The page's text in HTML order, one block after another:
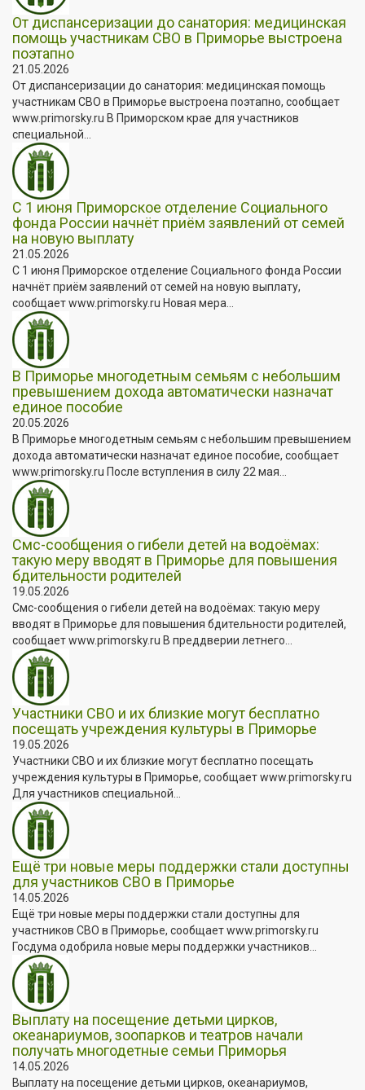
От диспансеризации до санатория: медицинская
помощь участникам СВО в Приморье выстроена
поэтапно
21.05.2026
От диспансеризации до санатория: медицинская помощь
участникам СВО в Приморье выстроена поэтапно, сообщает
www.primorsky.ru В Приморском крае для участников
специальной...
С 1 июня Приморское отделение Социального
фонда России начнёт приём заявлений от семей
на новую выплату
21.05.2026
С 1 июня Приморское отделение Социального фонда России
начнёт приём заявлений от семей на новую выплату,
сообщает www.primorsky.ru Новая мера...
В Приморье многодетным семьям с небольшим
превышением дохода автоматически назначат
единое пособие
20.05.2026
В Приморье многодетным семьям с небольшим превышением
дохода автоматически назначат единое пособие, сообщает
www.primorsky.ru После вступления в силу 22 мая...
Смс-сообщения о гибели детей на водоёмах:
такую меру вводят в Приморье для повышения
бдительности родителей
19.05.2026
Смс-сообщения о гибели детей на водоёмах: такую меру
вводят в Приморье для повышения бдительности родителей,
сообщает www.primorsky.ru В преддверии летнего...
Участники СВО и их близкие могут бесплатно
посещать учреждения культуры в Приморье
19.05.2026
Участники СВО и их близкие могут бесплатно посещать
учреждения культуры в Приморье, сообщает www.primorsky.ru
Для участников специальной...
Ещё три новые меры поддержки стали доступны
для участников СВО в Приморье
14.05.2026
Ещё три новые меры поддержки стали доступны для
участников СВО в Приморье, сообщает www.primorsky.ru
Госдума одобрила новые меры поддержки участников...
Выплату на посещение детьми цирков,
океанариумов, зоопарков и театров начали
получать многодетные семьи Приморья
14.05.2026
Выплату на посещение детьми цирков, океанариумов,